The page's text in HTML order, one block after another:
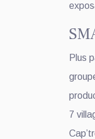
Plus
7